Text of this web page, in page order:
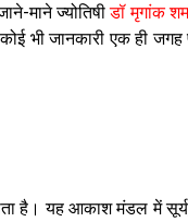
माने ज्योतिषीडॉ मृगांक
भी जानकारी एक ही
है। यह आकाश मंडल में